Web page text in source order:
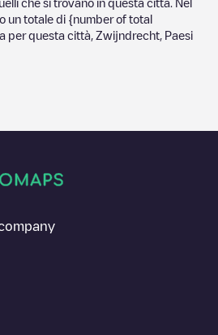
che si trovano in questa città. Nel
un totale di {number of total
per questa città, Zwijndrecht Paesi